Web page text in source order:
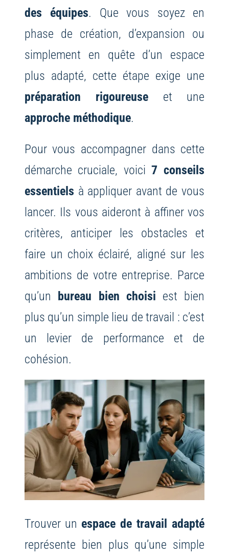
des équipes. Que vous soyez en
phase de création, d’expansion ou
simplement en quête d’un espace
plus adapté, cette étape exige une
préparation rigoureuse et une
approche méthodique.
Pour vous accompagner dans cette
démarche cruciale, voici 7 conseils
essentiels à appliquer avant de vous
lancer. Ils vous aideront à affiner vos
critères, anticiper les obstacles et
faire un choix éclairé, aligné sur les
ambitions de votre entreprise. Parce
qu’un bureau bien choisi est bien
plus qu’un simple lieu de travail : c’est
un levier de performance et de
cohésion.
Trouver un espace de travail adapté
représente bien plus qu’une simple